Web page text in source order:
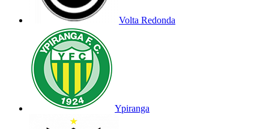
Volta Redonda
Ypiranga